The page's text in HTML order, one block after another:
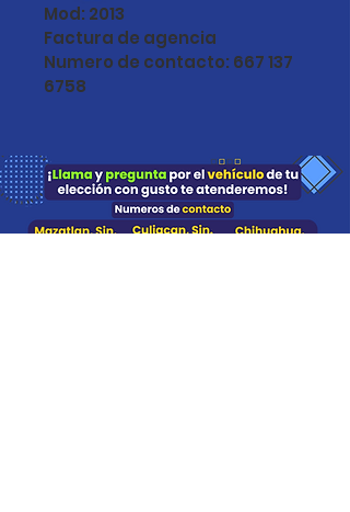
Mod: 2013
Factura de agencia
Numero de contacto: 667 137
6758